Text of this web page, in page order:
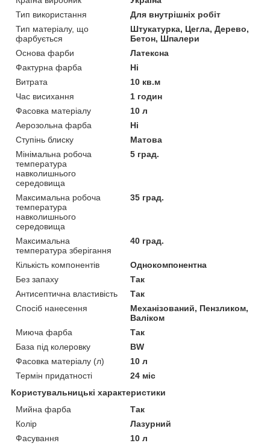
Тип використання
Для внутрішніх робіт
Тип матеріалу, що
фарбується
Штукатурка, Цегла, Дерево,
Бетон, Шпалери
Основа фарби
Латексна
Фактурна фарба
Ні
Витрата
10 кв.м
Час висихання
1 годин
Фасовка матеріалу
10 л
Аерозольна фарба
Ні
Ступінь блиску
Матова
Мінімальна робоча
температура
навколишнього
середовища
5 град.
Максимальна робоча
температура
навколишнього
середовища
35 град.
Максимальна
температура зберігання
40 град.
Кількість компонентів
Однокомпонентна
Без запаху
Так
Антисептична властивість
Так
Спосіб нанесення
Механізований, Пензликом,
Валіком
Миюча фарба
Так
База під колеровку
BW
Фасовка матеріалу (л)
10 л
Термін придатності
24 міс
Користувальницькі характеристики
Мийна фарба
Так
Колір
Лазурний
Фасування
10 л